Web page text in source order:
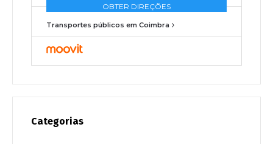
Transportes públicos em Coimbra
Categorias